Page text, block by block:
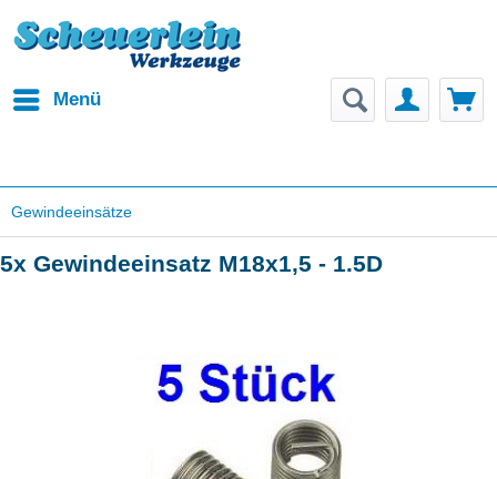
Menü
Gewindeeinsätze
5x Gewindeeinsatz M18x1,5 - 1.5D